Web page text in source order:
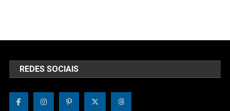
REDES SOCIAIS